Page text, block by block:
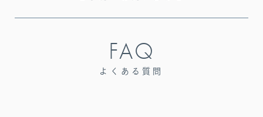
FAQ
よくある質問